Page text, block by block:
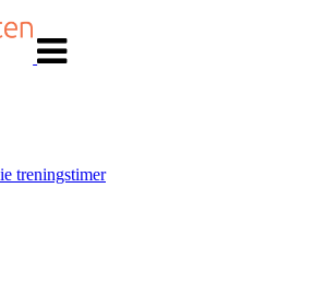
navigasjon
treningstimer